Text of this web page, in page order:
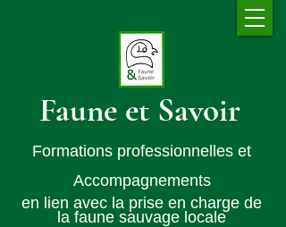
Faune et Savoir
Formations professionnelles et
Accompagnements
en lien avec la prise en charge de
la faune sauvage locale